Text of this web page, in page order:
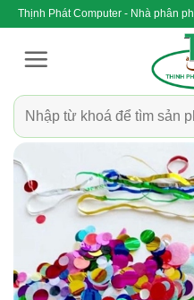
qua
Thịnh Phát Computer - Nhà phân
Tìm
kiếm: